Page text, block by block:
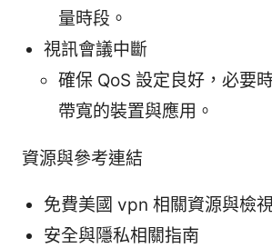
量時段。
視訊會議中斷
確保 QoS 設定良好，必要
帶寬的裝置與應用。
資源與參考連結
免費美國 vpn 相關資源與檢
安全與隱私相關指南